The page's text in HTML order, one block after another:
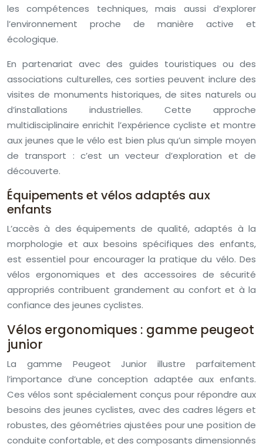
les compétences techniques, mais aussi d’explorer
l’environnement proche de manière active et
écologique.
En partenariat avec des guides touristiques ou des
associations culturelles, ces sorties peuvent inclure des
visites de monuments historiques, de sites naturels ou
d’installations industrielles. Cette approche
multidisciplinaire enrichit l’expérience cycliste et montre
aux jeunes que le vélo est bien plus qu’un simple moyen
de transport : c’est un vecteur d’exploration et de
découverte.
Équipements et vélos adaptés aux
enfants
L’accès à des équipements de qualité, adaptés à la
morphologie et aux besoins spécifiques des enfants,
est essentiel pour encourager la pratique du vélo. Des
vélos ergonomiques et des accessoires de sécurité
appropriés contribuent grandement au confort et à la
confiance des jeunes cyclistes.
Vélos ergonomiques : gamme peugeot
junior
La gamme Peugeot Junior illustre parfaitement
l’importance d’une conception adaptée aux enfants.
Ces vélos sont spécialement conçus pour répondre aux
besoins des jeunes cyclistes, avec des cadres légers et
robustes, des géométries ajustées pour une position de
conduite confortable, et des composants dimensionnés